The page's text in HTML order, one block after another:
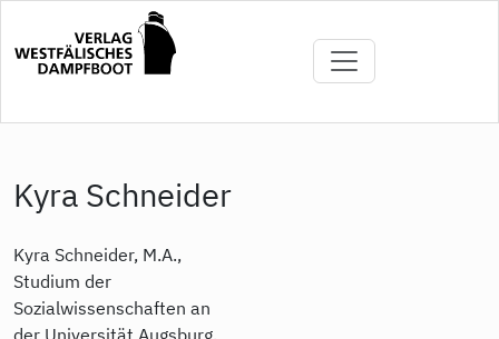
Inhalt
Kyra Schneider
Kyra Schneider, M.A.,
Studium der
Sozialwissenschaften an
der Universität Augsburg.